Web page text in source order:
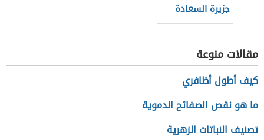
جزيرة السعادة
مقالات منوعة
كيف أطول أظافري
ما هو نقص الصفائح الدموية
تصنيف النباتات الزهرية